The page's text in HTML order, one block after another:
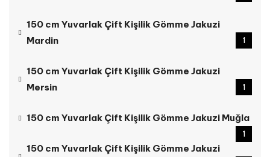
150 cm Yuvarlak Çift Kişilik Gömme Jakuzi
Mardin
1
150 cm Yuvarlak Çift Kişilik Gömme Jakuzi
Mersin
1
150 cm Yuvarlak Çift Kişilik Gömme Jakuzi Muğla
1
150 cm Yuvarlak Çift Kişilik Gömme Jakuzi